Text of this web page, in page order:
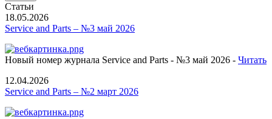
Статьи
18.05.2026
Service and Parts – №3 май 2026
Новый номер журнала Service and Parts - №3 май 2026 - Читать
12.04.2026
Service and Parts – №2 март 2026